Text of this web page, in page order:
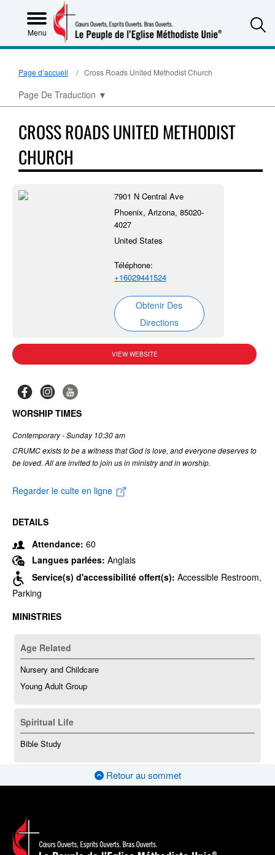
Menu
Page d’accueil Cross Roads United Methodist Church
Page De Traduction ▼
CROSS ROADS UNITED METHODIST
CHURCH
7901 N Central Ave
Phoenix, Arizona, 85020-
4027
United States
Téléphone:
+16029441524
Obtenir Des
Directions
VIEW WEBSITE
WORSHIP TIMES
Contemporary - Sunday 10:30 am
CRUMC exists to be a witness that God is love, and everyone deserves to
be loved. All are invited to join us in ministry and in worship.
Regarder le culte en ligne
DETAILS
Attendance: 60
Langues parlées: Anglais
Service(s) d'accessibilité offert(s): Accessible Restroom,
Parking
MINISTRIES
Age Related
Nursery and Childcare
Young Adult Group
Spiritual Life
Bible Study
Retour au sommet